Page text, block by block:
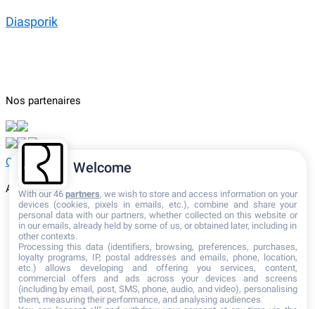
Diasporik
Nos partenaires
Cookies- Mentions légales
Ancrages est signataire du contrat d’engagement républicain.
© 2026 Ancrages - Crédits photographiques utilisés sur le site : Jacques
Windenberger / Pierre Ciot / Mathieu Do duc
Welcome
With our 46 partners, we wish to store and access information on your
devices (cookies, pixels in emails, etc.), combine and share your
personal data with our partners, whether collected on this website or
in our emails, already held by some of us, or obtained later, including in
other contexts.
Processing this data (identifiers, browsing, preferences, purchases,
loyalty programs, IP, postal addresses and emails, phone, location,
etc.) allows developing and offering you services, content,
commercial offers and ads across your devices and screens
(including by email, post, SMS, phone, audio, and video), personalising
them, measuring their performance, and analysing audiences.